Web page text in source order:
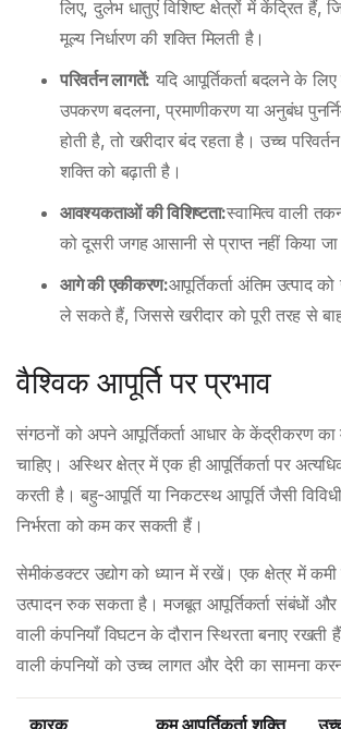
लिए, दुर्लभ धातुएं विशिष्ट क्षेत्रों में केंद्रित हैं,
मूल्य निर्धारण की शक्ति मिलती है।
परिवर्तन लागतें: यदि आपूर्तिकर्ता बदलने के
उपकरण बदलना, प्रमाणीकरण या अनुबंध
होती है, तो खरीदार बंद रहता है। उच्च
शक्ति को बढ़ाती है।
आवश्यकताओं की विशिष्टता:स्वामित्व वाली
को दूसरी जगह आसानी से प्राप्त नहीं किया
आगे की एकीकरण:आपूर्तिकर्ता अंतिम उत्पाद
ले सकते हैं, जिससे खरीदार को पूरी तरह से
वैश्विक आपूर्ति पर प्रभाव
संगठनों को अपने आपूर्तिकर्ता आधार के केंद्रीकरण का
चाहिए। अस्थिर क्षेत्र में एक ही आपूर्तिकर्ता पर
करती है। बहु-आपूर्ति या निकटस्थ आपूर्ति जैसी
निर्भरता को कम कर सकती हैं।
सेमीकंडक्टर उद्योग को ध्यान में रखें। एक क्षेत्र में कमी
उत्पादन रुक सकता है। मजबूत आपूर्तिकर्ता संबंधों और
वाली कंपनियाँ विघटन के दौरान स्थिरता बनाए
वाली कंपनियों को उच्च लागत और देरी का सामना